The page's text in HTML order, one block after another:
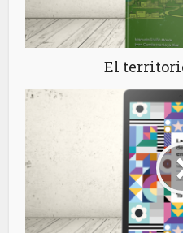
El